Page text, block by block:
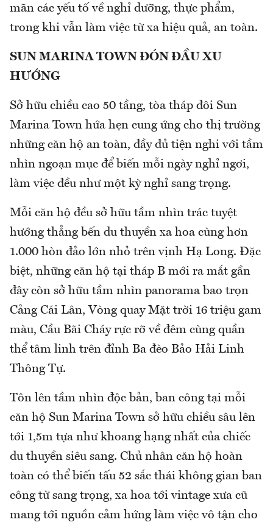
mãn các yếu tố về nghỉ dưỡng, thực phẩm,
trong khi vẫn làm việc từ xa hiệu quả, an toàn.
SUN MARINA TOWN ĐÓN ĐẦU XU
HƯỚNG
Sở hữu chiều cao 50 tầng, tòa tháp đôi Sun
Marina Town hứa hẹn cung ứng cho thị trường
những căn hộ an toàn, đầy đủ tiện nghi với tầm
nhìn ngoạn mục để biến mỗi ngày nghỉ ngơi,
làm việc đều như một kỳ nghỉ sang trọng.
Mỗi căn hộ đều sở hữu tầm nhìn trác tuyệt
hướng thẳng bến du thuyền xa hoa cùng hơn
1.000 hòn đảo lớn nhỏ trên vịnh Hạ Long. Đặc
biệt, những căn hộ tại tháp B mới ra mắt gần
đây còn sở hữu tầm nhìn panorama bao trọn
Cảng Cái Lân, Vòng quay Mặt trời 16 triệu gam
màu, Cầu Bãi Cháy rực rỡ về đêm cùng quần
thể tâm linh trên đỉnh Ba đèo Bảo Hải Linh
Thông Tự.
Tôn lên tầm nhìn độc bản, ban công tại mỗi
căn hộ Sun Marina Town sở hữu chiều sâu lên
tới 1,5m tựa như khoang hạng nhất của chiếc
du thuyền siêu sang. Chủ nhân căn hộ hoàn
toàn có thể biến tấu 52 sắc thái không gian ban
công từ sang trọng, xa hoa tới vintage xưa cũ
mang tới nguồn cảm hứng làm việc vô tận cho